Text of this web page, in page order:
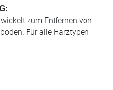
zum Entfernen von
Für alle Harztypen